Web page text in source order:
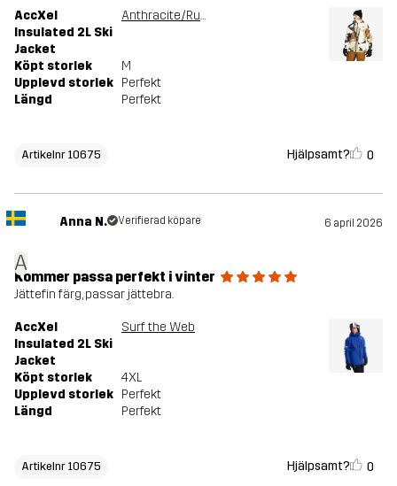
AccXel
Insulated 2L Ski
Jacket
Anthracite/Rubber
Köpt storlek
M
Upplevd storlek Perfekt
Längd
Perfekt
Artikelnr 10675 Hjälpsamt? 0
A
Anna N. Verifierad köpare 6 april 2026
Kommer passa perfekt i vinter
Jättefin färg, passar jättebra.
AccXel
Insulated 2L Ski
Jacket
Surf the Web
Köpt storlek
4XL
Upplevd storlek Perfekt
Längd
Perfekt
Artikelnr 10675 Hjälpsamt? 0